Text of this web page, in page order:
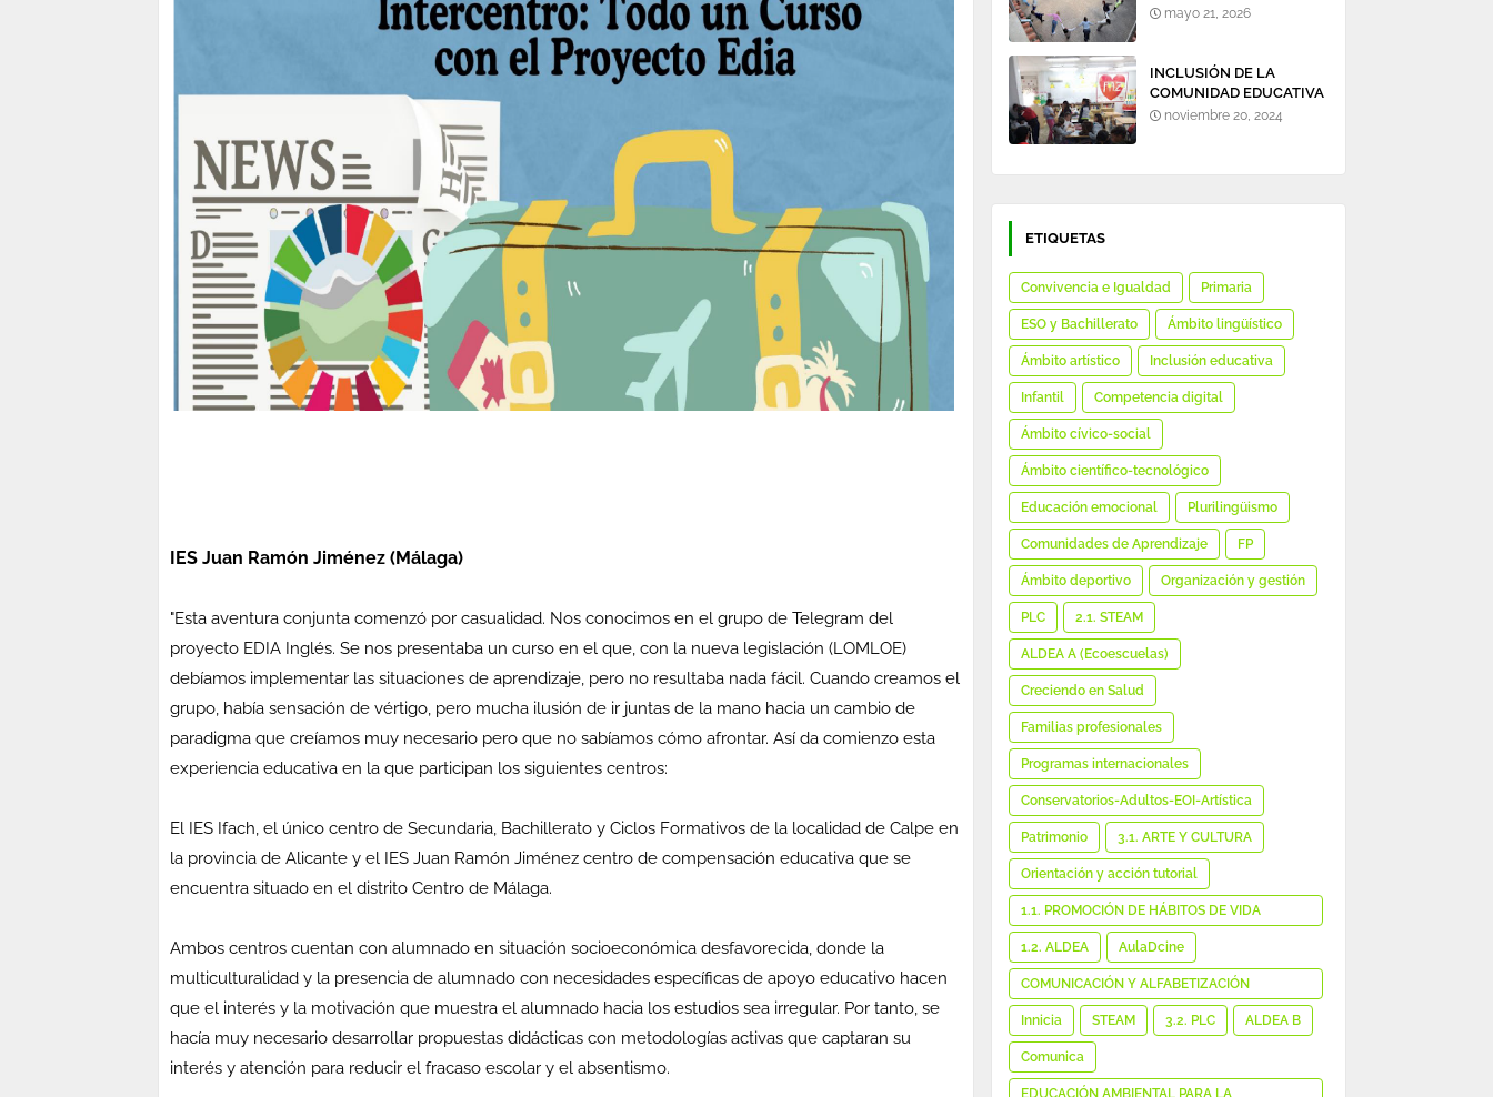
IES Juan Ramón Jiménez (Málaga)
"Esta aventura conjunta comenzó por casualidad. Nos conocimos en el grupo de Telegram del
proyecto EDIA Inglés. Se nos presentaba un curso en el que, con la nueva legislación (LOMLOE)
debíamos implementar las situaciones de aprendizaje, pero no resultaba nada fácil. Cuando creamos el
grupo, había sensación de vértigo, pero mucha ilusión de ir juntas de la mano hacia un cambio de
paradigma que creíamos muy necesario pero que no sabíamos cómo afrontar. Así da comienzo esta
experiencia educativa en la que participan los siguientes centros:
El IES Ifach, el único centro de Secundaria, Bachillerato y Ciclos Formativos de la localidad de Calpe en
la provincia de Alicante y el IES Juan Ramón Jiménez centro de compensación educativa que se
encuentra situado en el distrito Centro de Málaga.
Ambos centros cuentan con alumnado en situación socioeconómica desfavorecida, donde la
multiculturalidad y la presencia de alumnado con necesidades específicas de apoyo educativo hacen
que el interés y la motivación que muestra el alumnado hacia los estudios sea irregular. Por tanto, se
hacía muy necesario desarrollar propuestas didácticas con metodologías activas que captaran su
interés y atención para reducir el fracaso escolar y el absentismo.
mayo 21, 2026
INCLUSIÓN DE LA
COMUNIDAD EDUCATIVA
EN TORNO A LA
noviembre 20, 2024
ETIQUETAS
Convivencia e Igualdad Primaria
ESO y Bachillerato Ámbito lingüístico
Ámbito artístico Inclusión educativa
Infantil Competencia digital
Ámbito cívico-social
Ámbito científico-tecnológico
Educación emocional Plurilingüismo
Comunidades de Aprendizaje FP
Ámbito deportivo Organización y gestión
PLC 2.1. STEAM
ALDEA A (Ecoescuelas)
Creciendo en Salud
Familias profesionales
Programas internacionales
Conservatorios-Adultos-EOI-Artística
Patrimonio 3.1. ARTE Y CULTURA
Orientación y acción tutorial
1.1. PROMOCIÓN DE HÁBITOS DE VIDA
SALUDABLE
1.2. ALDEA AulaDcine
COMUNICACIÓN Y ALFABETIZACIÓN
MEDIÁTICA E INFORMACIONAL
Innicia STEAM 3.2. PLC ALDEA B
Comunica
EDUCACIÓN AMBIENTAL PARA LA